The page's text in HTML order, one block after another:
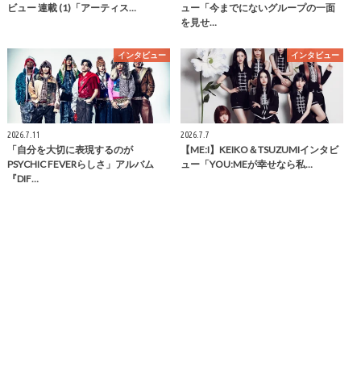
ビュー 連載 (1)「アーティス…
ュー「今までにないグループの一面
を見せ…
インタビュー
2026.7.11
「自分を大切に表現するのが
PSYCHIC FEVERらしさ」アルバム
『DIF…
インタビュー
2026.7.7
【ME:I】KEIKO＆TSUZUMIインタビ
ュー「YOU:MEが幸せなら私…